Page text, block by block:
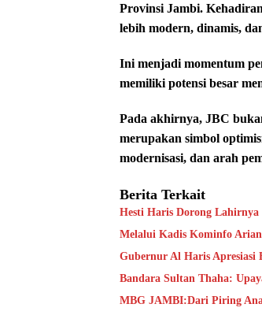
Provinsi Jambi.
lebih modern, dinamis,
Ini menjadi momentum
memiliki potensi besar
Pada akhirnya, JBC
merupakan simbol
modernisasi, dan arah
Berita Terkait
Hesti Haris Dorong
Melalui Kadis Kominfo
Gubernur Al Haris Apresiasi
Bandara Sultan Thaha:
MBG JAMBI:Dari Piring